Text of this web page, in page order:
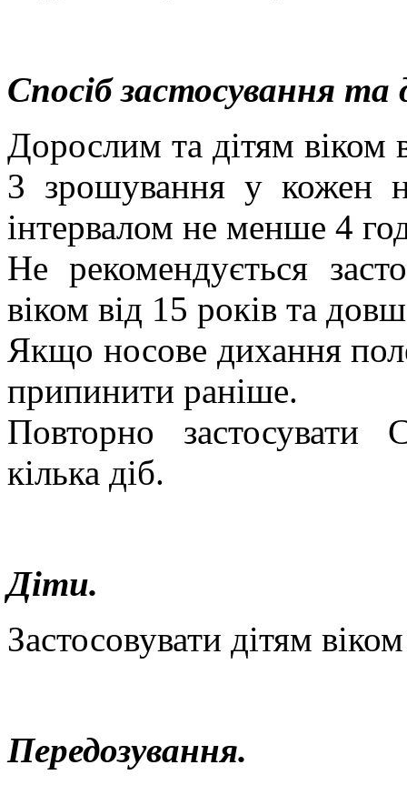
Спосіб застосування та
Дорослим та дітям віком
3 зрошування у кожен
інтервалом не менше 4
Не рекомендується
віком від 15 років та
Якщо носове дихання
припинити раніше.
Повторно
кілька діб.
Діти.
Застосовувати дітям
Передозування.